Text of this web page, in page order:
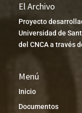
El Archivo
Proyecto
Universidad de
del CNCA a través
Menú
Inicio
Documentos